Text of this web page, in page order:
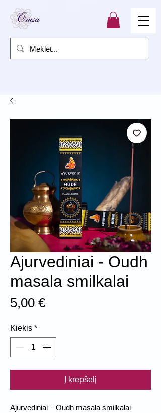
Ajurvediniai - Oudh
masala smilkalai
5,00 €Price
Kiekis *
Į krepšelį
Ajurvediniai – Oudh masala smilkalai